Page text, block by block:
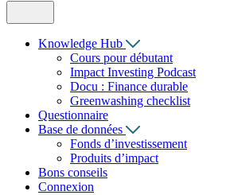
Knowledge Hub
Cours pour débutant
Impact Investing Podcast
Docu : Finance durable
Greenwashing checklist
Questionnaire
Base de données
Fonds d’investissement
Produits d’impact
Bons conseils
Connexion